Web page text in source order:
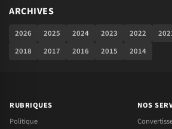
ARCHIVES
2026 2025 2024 2023 2022
2018
2017 2016 2015 2014
RUBRIQUES
Politique
NOS